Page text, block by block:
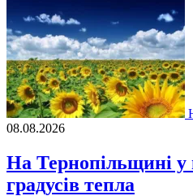
08.08.2026
На Тернопільщині у
градусів тепла